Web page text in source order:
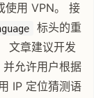
使用 VPN。 接
标头的重
文章建议开发
并允许用户根据
IP 定位猜测语